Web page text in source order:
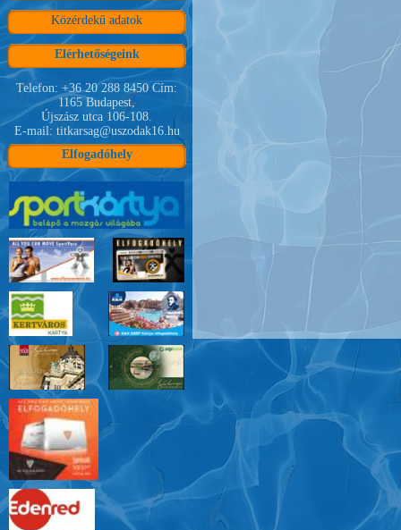
Közérdekű adatok
Elérhetőségeink
Telefon: +36 20 288 8450 Cím:
1165 Budapest,
Újszász utca 106-108.
E-mail: titkarsag@uszodak16.hu
Elfogadóhely